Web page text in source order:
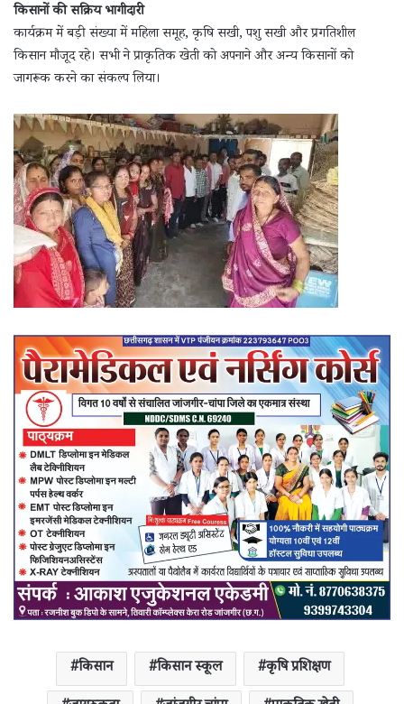
किसानों की सक्रिय भागीदारी
कार्यक्रम में बड़ी संख्या में महिला समूह, कृषि सखी, पशु सखी और प्रगतिशील
किसान मौजूद रहे। सभी ने प्राकृतिक खेती को अपनाने और अन्य किसानों को
जागरूक करने का संकल्प लिया।
किसान किसान स्कूल
कृषि प्रशिक्षण